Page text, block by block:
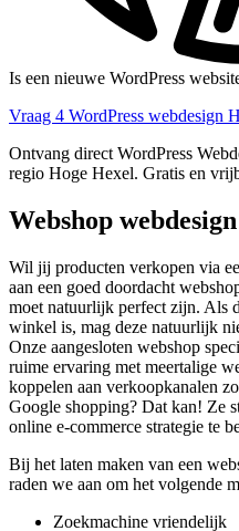
Is een nieuwe WordPress
Vraag 4 WordPress webdesign
Ontvang direct WordPress
regio Hoge Hexel. Gratis en
Webshop
Wil jij producten verkopen via
aan een goed doordacht
moet natuurlijk perfect zijn. Als
winkel is, mag deze natuurlijk
Onze aangesloten webshop
ruime ervaring met meertalige
koppelen aan verkoopkanalen
Google shopping? Dat kan! Ze
online e-commerce strategie te
Bij het laten maken van een
raden we aan om het volgende
Zoekmachine vriendelijk